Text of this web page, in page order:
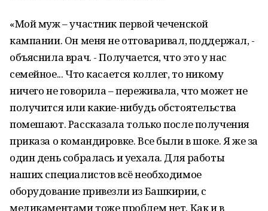
«Мой муж – участник первой чеченской
кампании. Он меня не отговаривал, поддержал, -
объяснила врач. - Получается, что это у нас
семейное... Что касается коллег, то никому
ничего не говорила – переживала, что может не
получится или какие-нибудь обстоятельства
помешают. Рассказала только после получения
приказа о командировке. Все были в шоке. Я же за
один день собралась и уехала. Для работы
наших специалистов всё необходимое
оборудование привезли из Башкирии, с
медикаментами тоже проблем нет. Как и в